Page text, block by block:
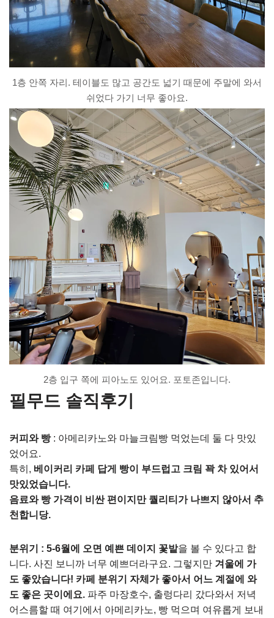
1층 안쪽 자리. 테이블도 많고 공간도 넓기 때문에 주말에 와서
쉬었다 가기 너무 좋아요.
2층 입구 쪽에 피아노도 있어요. 포토존입니다.
필무드 솔직후기
커피와 빵: 아메리카노와 마늘크림빵 먹었는데 둘 다 맛있
었어요.
특히, 베이커리 카페 답게 빵이 부드럽고 크림 꽉 차 있어서
맛있었습니다.
음료와 빵 가격이 비싼 편이지만 퀄리티가 나쁘지 않아서 추
천합니당.
분위기 : 5-6월에 오면 예쁜 데이지 꽃밭을 볼 수 있다고 합
니다. 사진 보니까 너무 예쁘더라구요. 그렇지만 겨울에 가
도 좋았습니다! 카페 분위기 자체가 좋아서 어느 계절에 와
도 좋은 곳이에요. 파주 마장호수, 출렁다리 갔다와서 저녁
어스름할 때 여기에서 아메리카노, 빵 먹으며 여유롭게 보내